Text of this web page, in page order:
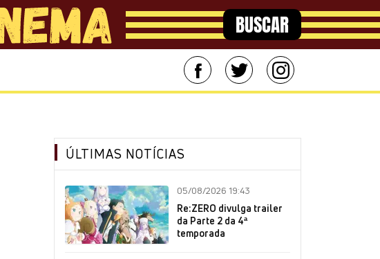
BUSCAR
ÚLTIMAS NOTÍCIAS
05/08/2026 19:43
Re:ZERO divulga trailer
da Parte 2 da 4ª
temporada